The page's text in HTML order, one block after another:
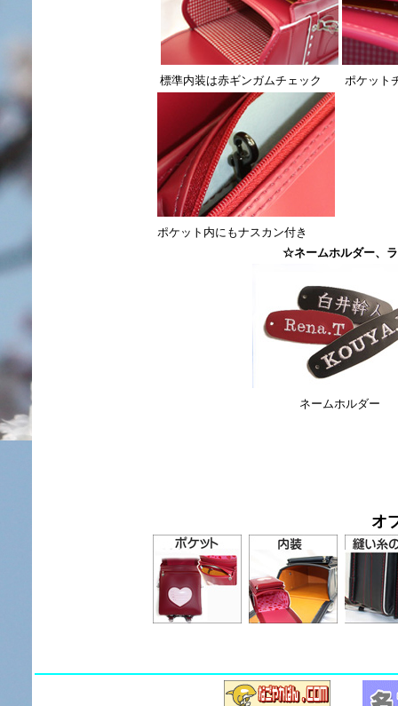
標準内装は赤ギンガムチェック ポケット
ポケット内にもナスカン付き
☆ネームホルダー、
ネームホルダー
オ